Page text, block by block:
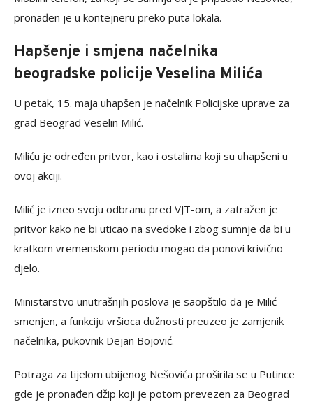
pronađen je u kontejneru preko puta lokala.
Hapšenje i smjena načelnika
beogradske policije Veselina Milića
U petak, 15. maja uhapšen je načelnik Policijske uprave za
grad Beograd Veselin Milić.
Miliću je određen pritvor, kao i ostalima koji su uhapšeni u
ovoj akciji.
Milić je izneo svoju odbranu pred VJT-om, a zatražen je
pritvor kako ne bi uticao na svedoke i zbog sumnje da bi u
kratkom vremenskom periodu mogao da ponovi krivično
djelo.
Ministarstvo unutrašnjih poslova je saopštilo da je Milić
smenjen, a funkciju vršioca dužnosti preuzeo je zamjenik
načelnika, pukovnik Dejan Bojović.
Potraga za tijelom ubijenog Nešovića proširila se u Putince
gde je pronađen džip koji je potom prevezen za Beograd